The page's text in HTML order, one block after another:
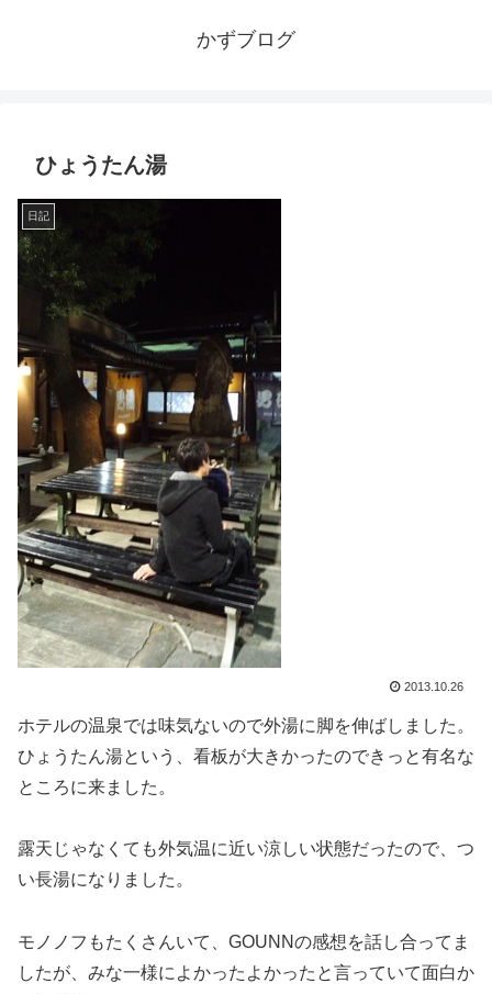
かずブログ
ひょうたん湯
日記
2013.10.26
ホテルの温泉では味気ないので外湯に脚を伸ばしました。
ひょうたん湯という、看板が大きかったのできっと有名な
ところに来ました。
露天じゃなくても外気温に近い涼しい状態だったので、つ
い長湯になりました。
モノノフもたくさんいて、GOUNNの感想を話し合ってま
したが、みな一様によかったよかったと言っていて面白か